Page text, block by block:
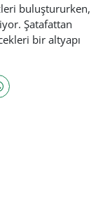
buluştururken,
Şatafattan
bir altyapı